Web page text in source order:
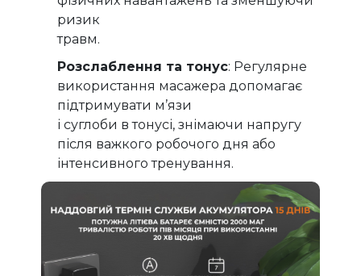
ризик
травм.
Розслаблення та тонус: Регулярне
використання масажера допомагає
підтримувати м’язи
і суглоби в тонусі, знімаючи напругу
після важкого робочого дня або
інтенсивного тренування.